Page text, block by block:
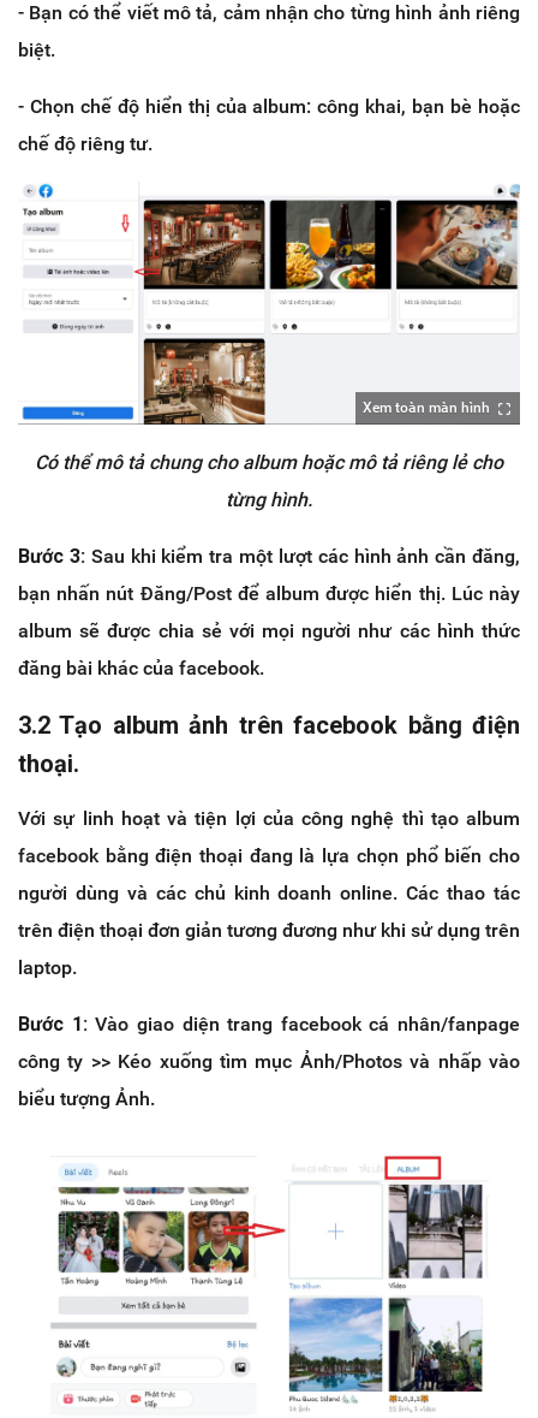
- Bạn có thể viết mô tả, cảm nhận cho từng hình ảnh riêng
biệt.
- Chọn chế độ hiển thị của album: công khai, bạn bè hoặc
chế độ riêng tư.
Xem toàn màn hình
Có thể mô tả chung cho album hoặc mô tả riêng lẻ cho
từng hình.
Bước 3: Sau khi kiểm tra một lượt các hình ảnh cần đăng,
bạn nhấn nút Đăng/Post để album được hiển thị. Lúc này
album sẽ được chia sẻ với mọi người như các hình thức
đăng bài khác của facebook.
3.2 Tạo album ảnh trên facebook bằng điện
thoại.
Với sự linh hoạt và tiện lợi của công nghệ thì tạo album
facebook bằng điện thoại đang là lựa chọn phổ biến cho
người dùng và các chủ kinh doanh online. Các thao tác
trên điện thoại đơn giản tương đương như khi sử dụng trên
laptop.
Bước 1:Vào giao diện trang facebook cá nhân/fanpage
công ty >> Kéo xuống tìm mục Ảnh/Photos và nhấp vào
biểu tượng Ảnh.